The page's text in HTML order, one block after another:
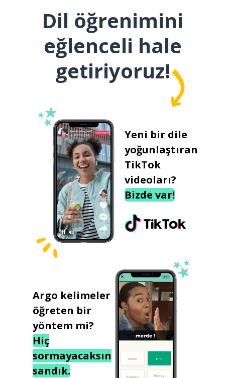
Dil öğrenimini
eğlenceli hale
getiriyoruz!
Yeni bir dile
yoğunlaştıran
TikTok
videoları?
Bizde var!
Argo kelimeler
öğreten bir
yöntem mi?
Hiç
sormayacaksın
sandık.